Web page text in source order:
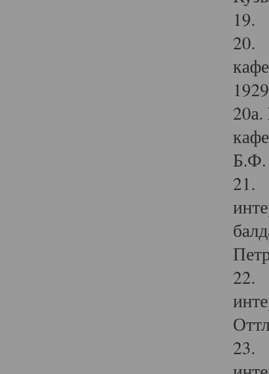
19.
20.
Б.Ф.
21.
22.
23.